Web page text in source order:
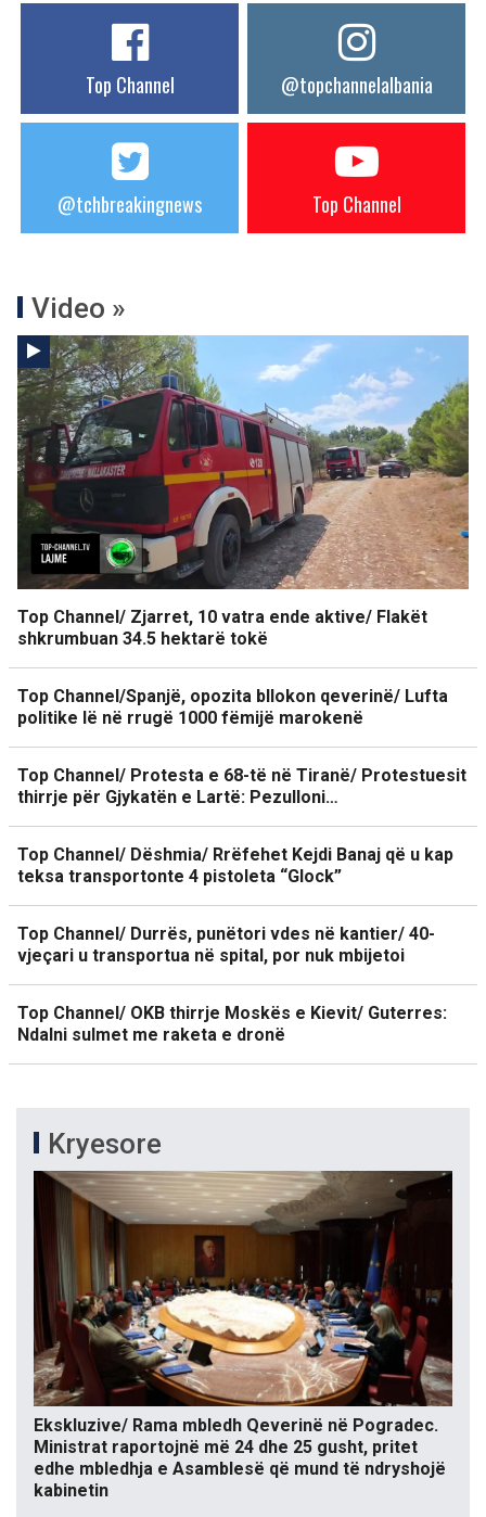
Top Channel @topchannelalbania
@tchbreakingnews Top Channel
Video »
Top Channel/ Zjarret, 10 vatra ende aktive/ Flakët
shkrumbuan 34.5 hektarë tokë
Top Channel/Spanjë, opozita bllokon qeverinë/ Lufta
politike lë në rrugë 1000 fëmijë marokenë
Top Channel/ Protesta e 68-të në Tiranë/ Protestuesit
thirrje për Gjykatën e Lartë: Pezulloni…
Top Channel/ Dëshmia/ Rrëfehet Kejdi Banaj që u kap
teksa transportonte 4 pistoleta “Glock”
Top Channel/ Durrës, punëtori vdes në kantier/ 40-
vjeçari u transportua në spital, por nuk mbijetoi
Top Channel/ OKB thirrje Moskës e Kievit/ Guterres:
Ndalni sulmet me raketa e dronë
Kryesore
Ekskluzive/ Rama mbledh Qeverinë në Pogradec.
Ministrat raportojnë më 24 dhe 25 gusht, pritet
edhe mbledhja e Asamblesë që mund të ndryshojë
kabinetin